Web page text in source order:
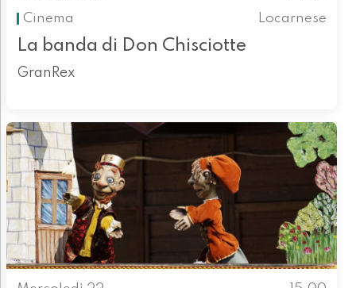
Cinema
Locarnese
La banda di Don Chisciotte
GranRex